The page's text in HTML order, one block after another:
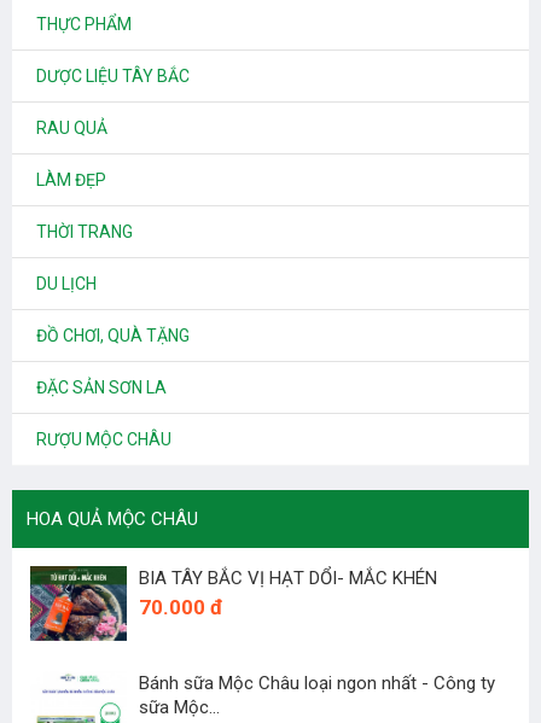
THỰC PHẨM
DƯỢC LIỆU TÂY BẮC
RAU QUẢ
LÀM ĐẸP
THỜI TRANG
DU LỊCH
ĐỒ CHƠI, QUÀ TẶNG
ĐẶC SẢN SƠN LA
RƯỢU MỘC CHÂU
HOA QUẢ MỘC CHÂU
BIA TÂY BẮC VỊ HẠT DỔI- MẮC KHÉN
70.000 đ
Bánh sữa Mộc Châu loại ngon nhất - Công ty
sữa Mộc...